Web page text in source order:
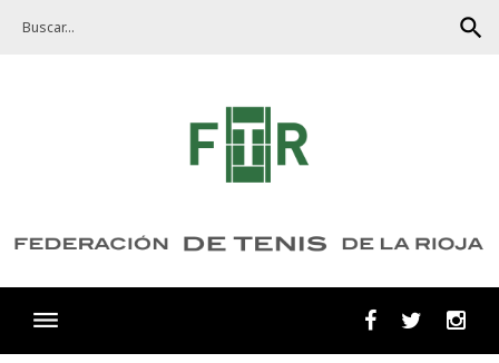
search
FacebookTwitter